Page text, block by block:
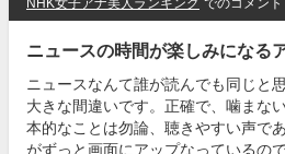
NHK女子アナ美人ランキング でのコメント
ニュースの時間が楽しみになる
ニュースなんて誰が読んでも同じと
大きな間違いです。正確で、噛まな
本的なことは勿論、聴きやすい声で
がずっと画面にアップなっているの